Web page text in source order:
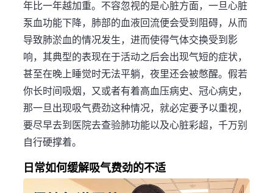
年比一年越加重。不容忽视的是心脏方面，一旦心脏
泵血功能下降，肺部的血液回流便会受到阻碍，从而
导致肺淤血的情况发生，进而使得气体交换受到影
响，其典型的表现在于活动之后会出现气短的症状，
甚至在晚上睡觉时无法平躺，夜里还会被憋醒。假若
你长时间吸烟，又或者有着高血压病史、冠心病史，
那一旦出现吸气费劲这种情况，就必定要予以重视，
要尽早去到医院去查验肺功能以及心脏彩超，千万别
自行硬撑着。
日常如何缓解吸气费劲的不适